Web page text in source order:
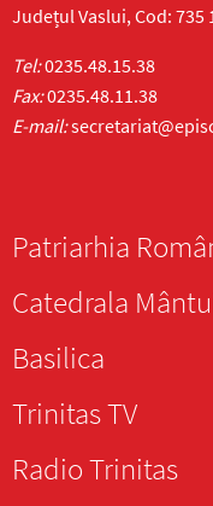
Județul Vaslui, Cod: 735
Tel:0235.48.15.38
Fax:0235.48.11.38
E-mail:
Patriarhia
Catedrala
Basilica
Trinitas TV
Radio Trinitas